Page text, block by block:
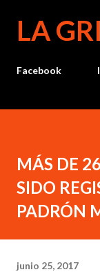
LA
Facebook
MÁS DE
SIDO
PADRÓN
junio 25, 2017